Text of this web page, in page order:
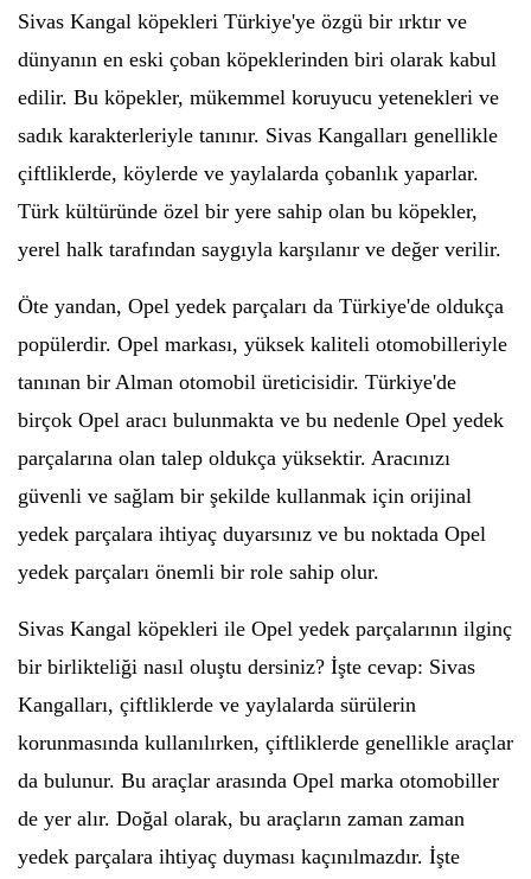
Sivas Kangal köpekleri Türkiye'ye özgü bir ırktır ve
dünyanın en eski çoban köpeklerinden biri olarak kabul
edilir. Bu köpekler, mükemmel koruyucu yetenekleri ve
sadık karakterleriyle tanınır. Sivas Kangalları genellikle
çiftliklerde, köylerde ve yaylalarda çobanlık yaparlar.
Türk kültüründe özel bir yere sahip olan bu köpekler,
yerel halk tarafından saygıyla karşılanır ve değer verilir.
Öte yandan, Opel yedek parçaları da Türkiye'de oldukça
popülerdir. Opel markası, yüksek kaliteli otomobilleriyle
tanınan bir Alman otomobil üreticisidir. Türkiye'de
birçok Opel aracı bulunmakta ve bu nedenle Opel yedek
parçalarına olan talep oldukça yüksektir. Aracınızı
güvenli ve sağlam bir şekilde kullanmak için orijinal
yedek parçalara ihtiyaç duyarsınız ve bu noktada Opel
yedek parçaları önemli bir role sahip olur.
Sivas Kangal köpekleri ile Opel yedek parçalarının ilginç
bir birlikteliği nasıl oluştu dersiniz? İşte cevap: Sivas
Kangalları, çiftliklerde ve yaylalarda sürülerin
korunmasında kullanılırken, çiftliklerde genellikle araçlar
da bulunur. Bu araçlar arasında Opel marka otomobiller
de yer alır. Doğal olarak, bu araçların zaman zaman
yedek parçalara ihtiyaç duyması kaçınılmazdır. İşte